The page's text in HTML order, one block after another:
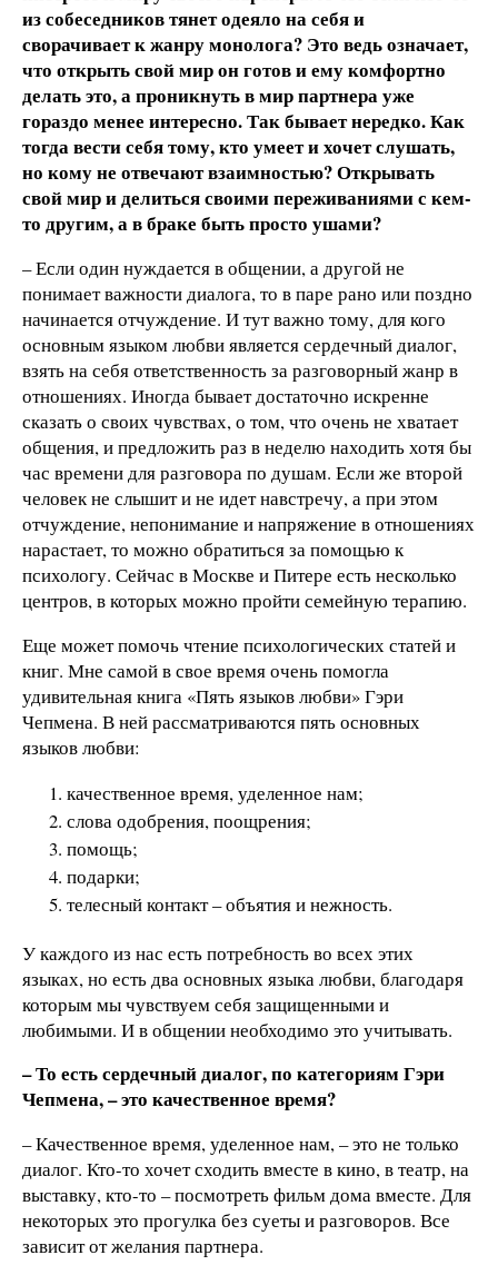
из собеседников тянет одеяло на себя и
сворачивает к жанру монолога? Это ведь означает,
что открыть свой мир он готов и ему комфортно
делать это, а проникнуть в мир партнера уже
гораздо менее интересно. Так бывает нередко. Как
тогда вести себя тому, кто умеет и хочет слушать,
но кому не отвечают взаимностью? Открывать
свой мир и делиться своими переживаниями с кем-
то другим, а в браке быть просто ушами?
– Если один нуждается в общении, а другой не
понимает важности диалога, то в паре рано или поздно
начинается отчуждение. И тут важно тому, для кого
основным языком любви является сердечный диалог,
взять на себя ответственность за разговорный жанр в
отношениях. Иногда бывает достаточно искренне
сказать о своих чувствах, о том, что очень не хватает
общения, и предложить раз в неделю находить хотя бы
час времени для разговора по душам. Если же второй
человек не слышит и не идет навстречу, а при этом
отчуждение, непонимание и напряжение в отношениях
нарастает, то можно обратиться за помощью к
психологу. Сейчас в Москве и Питере есть несколько
центров, в которых можно пройти семейную терапию.
Еще может помочь чтение психологических статей и
книг. Мне самой в свое время очень помогла
удивительная книга «Пять языков любви» Гэри
Чепмена. В ней рассматриваются пять основных
языков любви:
качественное время, уделенное нам;
слова одобрения, поощрения;
помощь;
подарки;
телесный контакт – объятия и нежность.
У каждого из нас есть потребность во всех этих
языках, но есть два основных языка любви, благодаря
которым мы чувствуем себя защищенными и
любимыми. И в общении необходимо это учитывать.
– То есть сердечный диалог, по категориям Гэри
Чепмена, – это качественное время?
– Качественное время, уделенное нам, – это не только
диалог. Кто-то хочет сходить вместе в кино, в театр, на
выставку, кто-то – посмотреть фильм дома вместе. Для
некоторых это прогулка без суеты и разговоров. Все
зависит от желания партнера.